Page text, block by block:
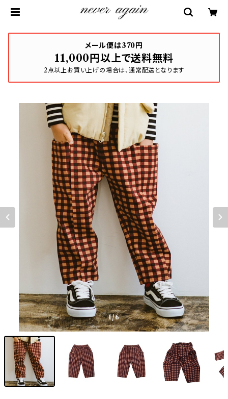
メール便は370円
11,000円以上で送料無料
2点以上お買い上げの場合は、通常配送となります
1/6